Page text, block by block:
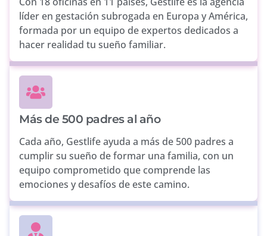
líder en gestación subrogada en Europa y América,
formada por un equipo de expertos dedicados a
hacer realidad tu sueño familiar.
Más de 500 padres al año
Cada año, Gestlife ayuda a más de 500 padres a
cumplir su sueño de formar una familia, con un
equipo comprometido que comprende las
emociones y desafíos de este camino.